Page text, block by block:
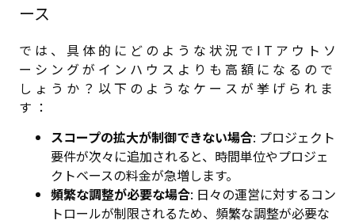
ース
で は 、 具 体 的 に ど の よ う な 状 況 で I T ア ウ ト ソ
ー シ ン グ が イ ン ハ ウ ス よ り も 高 額 に な る の で
し ょ う か ？ 以 下 の よ う な ケ ー ス が 挙 げ ら れ ま
す ：
スコープの拡大が制御できない場合: プロジェクト
要件が次々に追加されると、時間単位やプロジェ
クトベースの料金が急増します。
頻繁な調整が必要な場合: 日々の運営に対するコン
トロールが制限されるため、頻繁な調整が必要な